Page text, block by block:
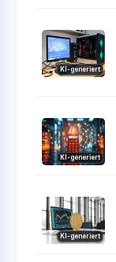
KI-generiert
KI-generiert
KI-generiert